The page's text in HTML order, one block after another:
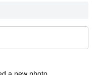
a new photo